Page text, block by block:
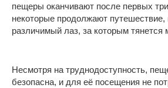
пещеры оканчивают после первых
некоторые продолжают путешествие,
различимый лаз, за которым тянется
Несмотря на труднодоступность,
безопасна, и для её посещения не